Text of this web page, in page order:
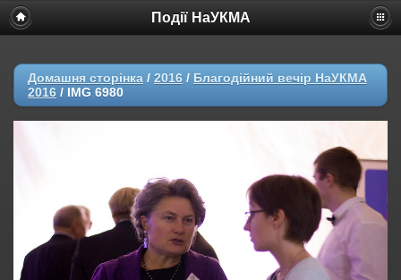
Події НаУКМА
Домашня сторінка / 2016 / Благодійний вечір НаУКМА
2016 / IMG 6980